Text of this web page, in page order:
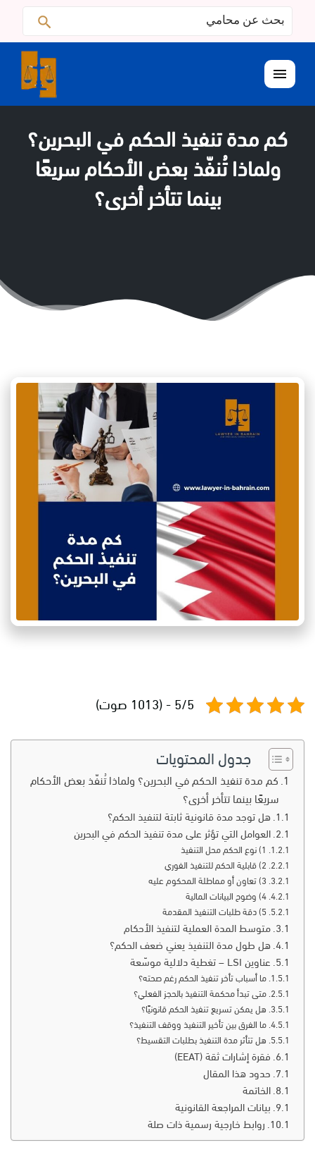
البحث
عن:
القائمة
كم مدة تنفيذ الحكم في البحرين؟
ولماذا تُنفّذ بعض الأحكام سريعًا
بينما تتأخر أخرى؟
5/5 - (1013 صوت)
جدول المحتويات
كم مدة تنفيذ الحكم في البحرين؟ ولماذا تُنفّذ بعض الأحكام
سريعًا بينما تتأخر أخرى؟
هل توجد مدة قانونية ثابتة لتنفيذ الحكم؟
العوامل التي تؤثر على مدة تنفيذ الحكم في البحرين
1) نوع الحكم محل التنفيذ
2) قابلية الحكم للتنفيذ الفوري
3) تعاون أو مماطلة المحكوم عليه
4) وضوح البيانات المالية
5) دقة طلبات التنفيذ المقدمة
متوسط المدة العملية لتنفيذ الأحكام
هل طول مدة التنفيذ يعني ضعف الحكم؟
عناوين LSI – تغطية دلالية موسّعة
ما أسباب تأخر تنفيذ الحكم رغم صحته؟
متى تبدأ محكمة التنفيذ بالحجز الفعلي؟
هل يمكن تسريع تنفيذ الحكم قانونيًا؟
ما الفرق بين تأخير التنفيذ ووقف التنفيذ؟
هل تتأثر مدة التنفيذ بطلبات التقسيط؟
فقرة إشارات ثقة (EEAT)
حدود هذا المقال
الخاتمة
بيانات المراجعة القانونية
روابط خارجية رسمية ذات صلة